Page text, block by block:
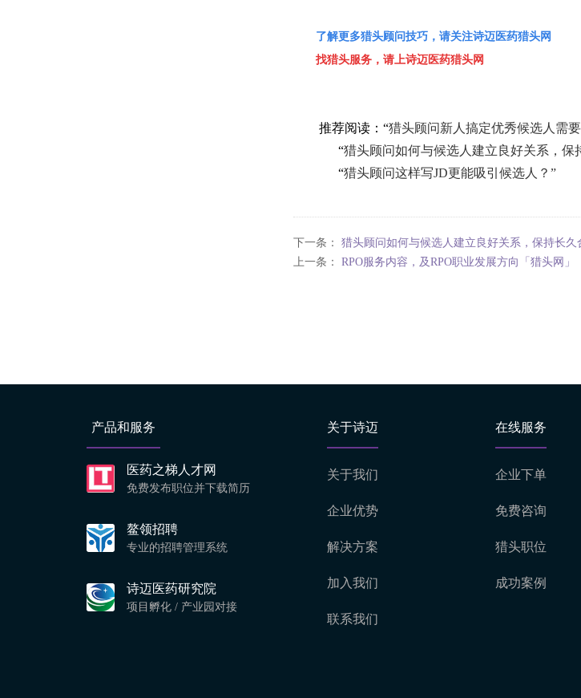
了解更多猎头顾问技巧，请关注诗迈医药猎头网
找猎头服务，请上诗迈医药猎头网
推荐阅读：“猎头顾问新人搞定优秀候选人需
“猎头顾问如何与候选人建立良好关系，保
“猎头顾问这样写JD更能吸引候选人？”
下一条： 猎头顾问如何与候选人建立良好关系，保持长久
上一条： RPO服务内容，及RPO职业发展方向「猎头网」
产品和服务
医药之梯人才网
免费发布职位并下载简历
鳌领招聘
专业的招聘管理系统
诗迈医药研究院
项目孵化 / 产业园对接
关于诗迈
关于我们
企业优势
解决方案
加入我们
联系我们
在线服务
企业下单
免费咨询
猎头职位
成功案例